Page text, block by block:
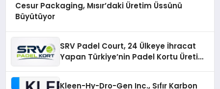
Cesur Packaging, Mısır’daki Üretim Üssünü
Büyütüyor
SRV Padel Court, 24 Ülkeye İhracat
Yapan Türkiye’nin Padel Kortu Üretim
Kleen-Hy-Dro-Gen Inc., Sıfır Karbon